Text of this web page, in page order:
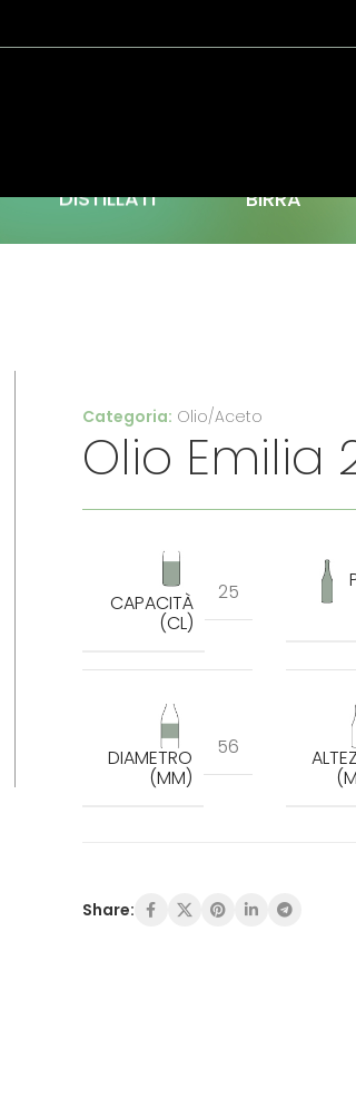
DISTILLATI BIRRA
Categoria: Olio/Aceto
Olio Emilia
CAPACITÀ
(CL)
25
DIAMETRO
(MM)
56
Share: